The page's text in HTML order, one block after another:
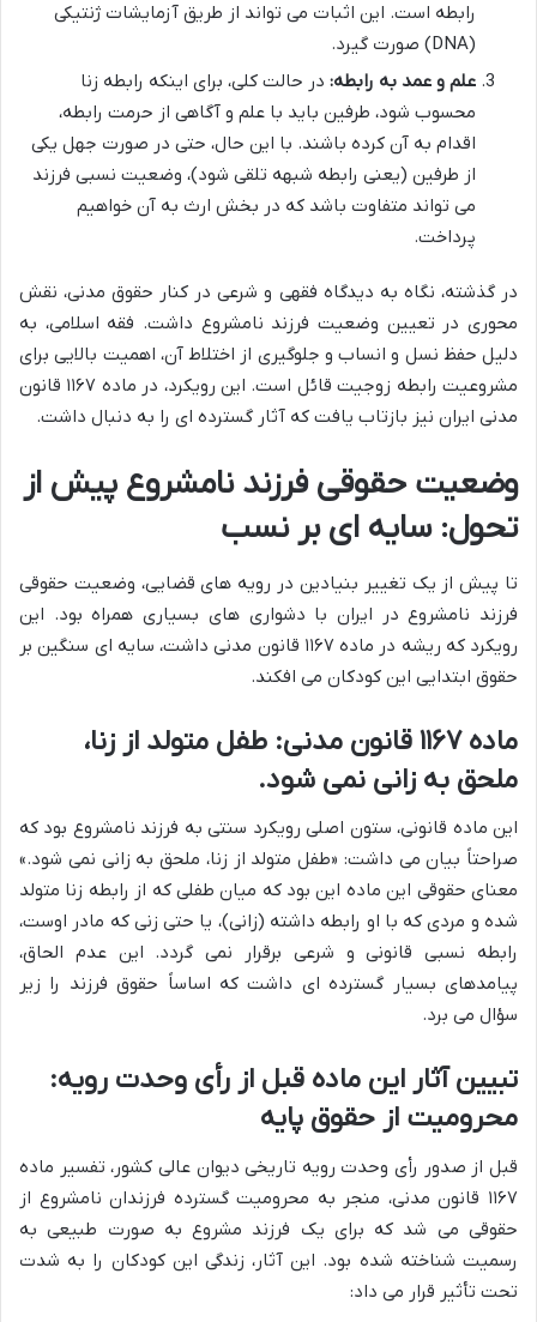
رابطه است. این اثبات می تواند از طریق آزمایشات ژنتیکی
(DNA) صورت گیرد.
علم و عمد به رابطه: در حالت کلی، برای اینکه رابطه زنا
محسوب شود، طرفین باید با علم و آگاهی از حرمت رابطه،
اقدام به آن کرده باشند. با این حال، حتی در صورت جهل یکی
از طرفین (یعنی رابطه شبهه تلقی شود)، وضعیت نسبی فرزند
می تواند متفاوت باشد که در بخش ارث به آن خواهیم
پرداخت.
در گذشته، نگاه به دیدگاه فقهی و شرعی در کنار حقوق مدنی، نقش
محوری در تعیین وضعیت فرزند نامشروع داشت. فقه اسلامی، به
دلیل حفظ نسل و انساب و جلوگیری از اختلاط آن، اهمیت بالایی برای
مشروعیت رابطه زوجیت قائل است. این رویکرد، در ماده ۱۱۶۷ قانون
مدنی ایران نیز بازتاب یافت که آثار گسترده ای را به دنبال داشت.
وضعیت حقوقی فرزند نامشروع پیش از
تحول: سایه ای بر نسب
تا پیش از یک تغییر بنیادین در رویه های قضایی، وضعیت حقوقی
فرزند نامشروع در ایران با دشواری های بسیاری همراه بود. این
رویکرد که ریشه در ماده ۱۱۶۷ قانون مدنی داشت، سایه ای سنگین بر
حقوق ابتدایی این کودکان می افکند.
ماده ۱۱۶۷ قانون مدنی: طفل متولد از زنا،
ملحق به زانی نمی شود.
این ماده قانونی، ستون اصلی رویکرد سنتی به فرزند نامشروع بود که
صراحتاً بیان می داشت: «طفل متولد از زنا، ملحق به زانی نمی شود.»
معنای حقوقی این ماده این بود که میان طفلی که از رابطه زنا متولد
شده و مردی که با او رابطه داشته (زانی)، یا حتی زنی که مادر اوست،
رابطه نسبی قانونی و شرعی برقرار نمی گردد. این عدم الحاق،
پیامدهای بسیار گسترده ای داشت که اساساً حقوق فرزند را زیر
سؤال می برد.
تبیین آثار این ماده قبل از رأی وحدت رویه:
محرومیت از حقوق پایه
قبل از صدور رأی وحدت رویه تاریخی دیوان عالی کشور، تفسیر ماده
۱۱۶۷ قانون مدنی، منجر به محرومیت گسترده فرزندان نامشروع از
حقوقی می شد که برای یک فرزند مشروع به صورت طبیعی به
رسمیت شناخته شده بود. این آثار، زندگی این کودکان را به شدت
تحت تأثیر قرار می داد: